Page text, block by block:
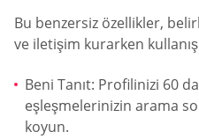
Bu benzersiz özellikler,
ve iletişim kurarken
Beni Tanıt: Profilinizi 60
eşleşmelerinizin arama
koyun.